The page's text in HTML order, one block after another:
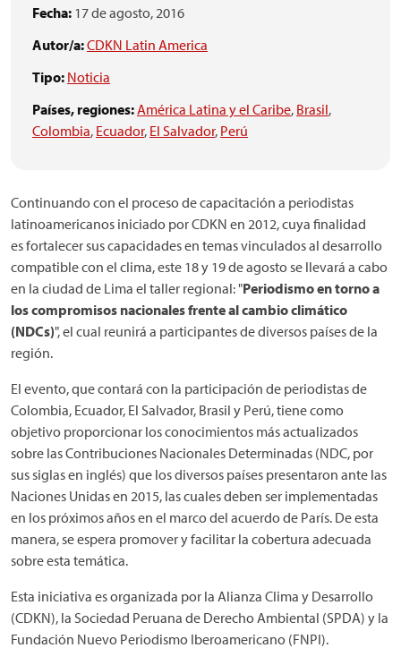
Fecha: 17 de agosto, 2016
Autor/a:CDKN Latin America
Tipo: Noticia
Países, regiones:América Latina y el Caribe, Brasil,
Colombia, Ecuador, El Salvador, Perú
Continuando con el proceso de capacitación a periodistas
latinoamericanos iniciado por CDKN en 2012, cuya finalidad
es fortalecer sus capacidades en temas vinculados al desarrollo
compatible con el clima, este 18 y 19 de agosto se llevará a cabo
en la ciudad de Lima el taller regional: "Periodismo en torno a
los compromisos nacionales frente al cambio climático
(NDCs)", el cual reunirá a participantes de diversos países de la
región.
El evento, que contará con la participación de periodistas de
Colombia, Ecuador, El Salvador, Brasil y Perú, tiene como
objetivo proporcionar los conocimientos más actualizados
sobre las Contribuciones Nacionales Determinadas (NDC, por
sus siglas en inglés) que los diversos países presentaron ante las
Naciones Unidas en 2015, las cuales deben ser implementadas
en los próximos años en el marco del acuerdo de París. De esta
manera, se espera promover y facilitar la cobertura adecuada
sobre esta temática.
Esta iniciativa es organizada por la Alianza Clima y Desarrollo
(CDKN), la Sociedad Peruana de Derecho Ambiental (SPDA) y la
Fundación Nuevo Periodismo Iberoamericano (FNPI).